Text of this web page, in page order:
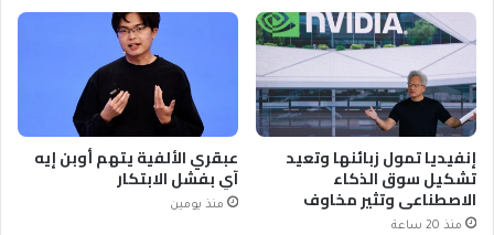
إنفيديا تمول زبائنها وتعيد
تشكيل سوق الذكاء
الاصطناعي وتثير مخاوف
منذ 20 ساعة
عبقري الألفية يتهم أوبن إيه
آي بفشل الابتكار
منذ يومين